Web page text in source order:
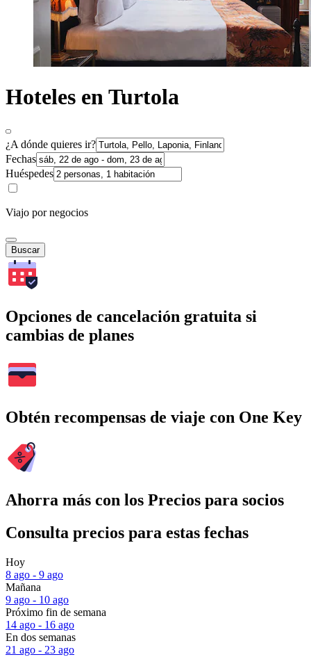
Hoteles en Turtola
¿A dónde quieres ir?
Fechas
Huéspedes
Viajo por negocios
Buscar
Opciones de cancelación gratuita si
cambias de planes
Obtén recompensas de viaje con One Key
Ahorra más con los Precios para socios
Consulta precios para estas fechas
Hoy
8 ago - 9 ago
Mañana
9 ago - 10 ago
Próximo fin de semana
14 ago - 16 ago
En dos semanas
21 ago - 23 ago